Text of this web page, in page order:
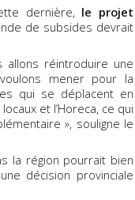
dernière, le projet
de subsides devrait
allons réintroduire une
mener pour la
qui se déplacent en
et l’Horeca, ce qui
», souligne le
la région pourrait bien
décision provinciale